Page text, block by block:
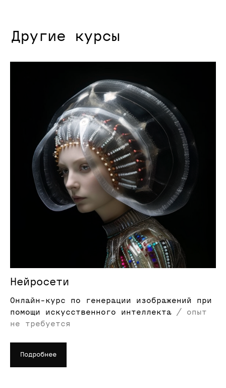
Нейросети
Онлайн-курс по генерации изображений при
помощи искусственного интеллекта / опыт
не требуется
Подробнее